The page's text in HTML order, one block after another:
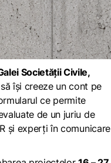
Societății Civile,
își creeze un cont pe
ce permite
de un juriu de
și experți în comunicare